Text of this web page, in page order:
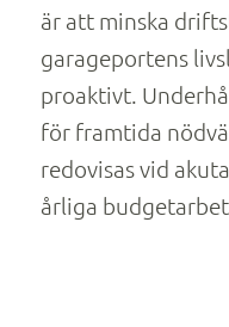
är att minska
garageportens
proaktivt.
för framtida
redovisas vid
årliga